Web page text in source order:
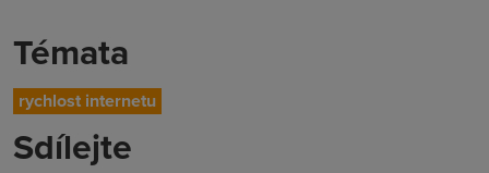
Témata
rychlost internetu
Sdílejte